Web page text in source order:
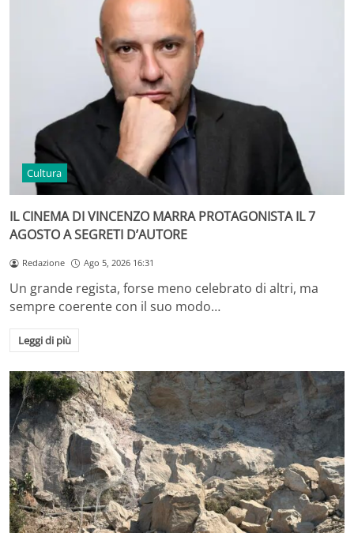
Cultura
IL CINEMA DI VINCENZO MARRA PROTAGONISTA IL 7
AGOSTO A SEGRETI D’AUTORE
Redazione Ago 5, 2026 16:31
Un grande regista, forse meno celebrato di altri, ma
sempre coerente con il suo modo…
Leggi di più